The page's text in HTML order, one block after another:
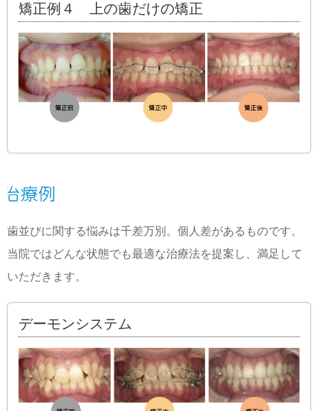
矯正例４ 上の歯だけの矯正
歯並びに関する悩みは千差万別。個人差があるものです。
当院ではどんな状態でも最適な治療法を提案し、満足して
いただきます。
デーモンシステム